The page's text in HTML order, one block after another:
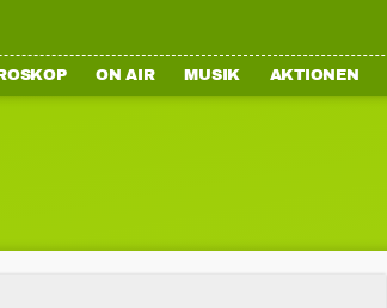
ON AIR MUSIK AKTIONEN